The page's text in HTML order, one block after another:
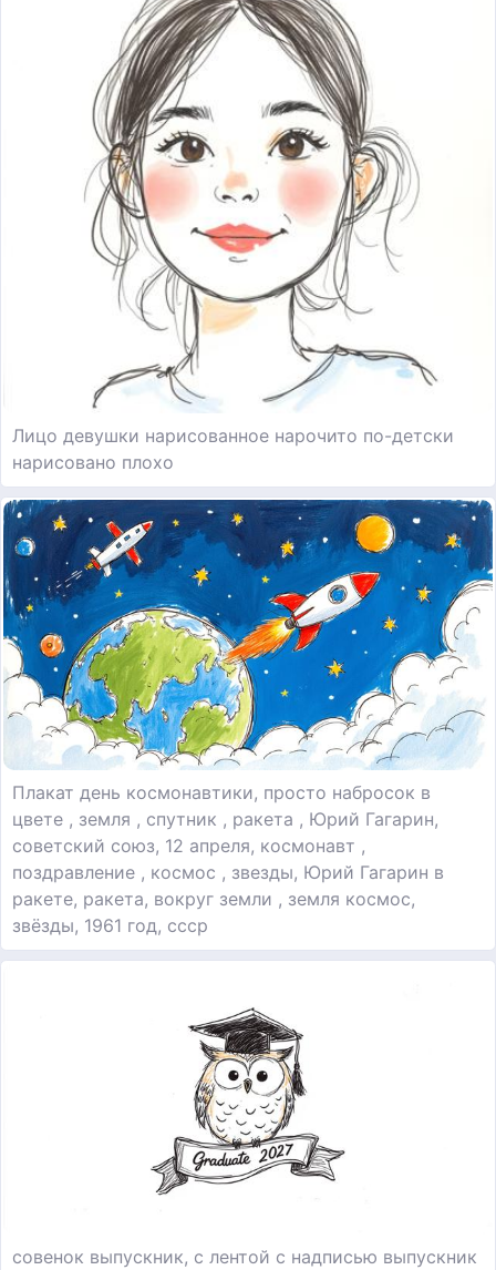
Лицо девушки нарисованное нарочито по-детски
нарисовано плохо
Плакат день космонавтики, просто набросок в
цвете , земля , спутник , ракета , Юрий Гагарин,
советский союз, 12 апреля, космонавт ,
поздравление , космос , звезды, Юрий Гагарин в
ракете, ракета, вокруг земли , земля космос,
звёзды, 1961 год, ссср
совенок выпускник, с лентой с надписью выпускник